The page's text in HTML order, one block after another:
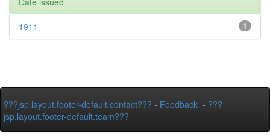
1
1911
???jsp.layout.footer-default.contact??? - Feedback - ???
jsp.layout.footer-default.team???